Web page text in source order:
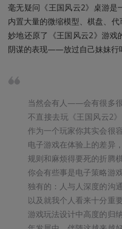
毫无疑问《王国风云2》桌游是
内置大量的微缩模型、棋盘、
妙地还原了《王国风云2》游戏
阴谋的表现——放过自己妹妹行
当然会有人——会有很多
不直接去玩《王国风云2
作为一个玩家你其实会很
电子游戏在体验上的差异
规则和麻烦得要死的折腾
你会有些事是电子策略游
独有的：人与人深度的沟
以及就我个人看来十分
游戏玩法设计中高度的归